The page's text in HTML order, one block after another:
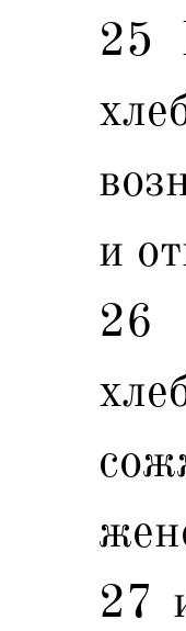
25
и
26
27